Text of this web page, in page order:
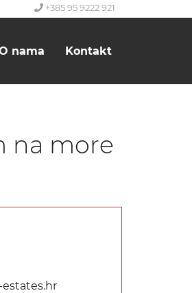
+385 95 9222 921
nama Kontakt
na more